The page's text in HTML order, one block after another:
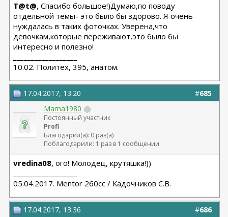
T@t@, Спасибо большое!)Думаю,по поводу
отдельной темы- это было бы здорово. Я очень
нуждалась в таких фоточках. Уверена,что
девочкам,которые переживают,это было бы
интересно и полезно!
10.02. Политех, 395, анатом.
#685
17.04.2017, 13:20
Mama1980
Постоянный участник
Profi
Благодарил(а): 0 раз(а)
Поблагодарили: 1 раз в 1 сообщении
vredina08, ого! Молодец, крутяшка!))
05.04.2017. Mentor 260cc / Кадочников С.В.
#686
17.04.2017, 13:36